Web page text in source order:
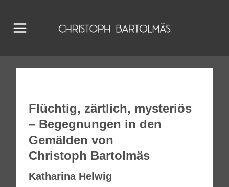
springen
Flüchtig, zärtlich, mysteriös
– Begegnungen in den
Gemälden von
Christoph Bartolmäs
Katharina Helwig